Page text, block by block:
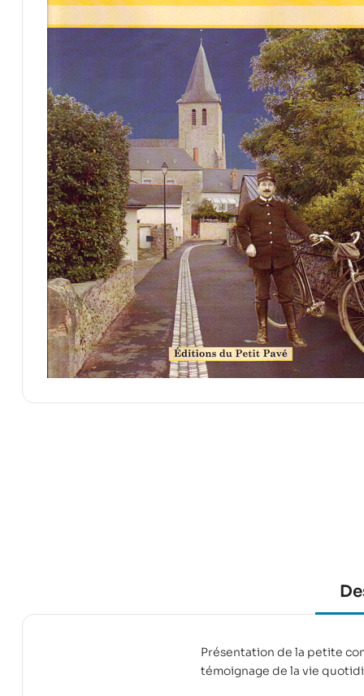
Présentation de la petite
témoignage de la vie